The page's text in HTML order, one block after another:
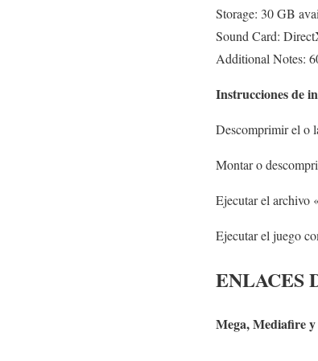
Storage: 30 GB
Sound Card:
Additional Notes:
Instrucciones de
Descomprimir el o
Montar o
Ejecutar el archivo
Ejecutar el juego
ENLACES
Mega, Mediafire